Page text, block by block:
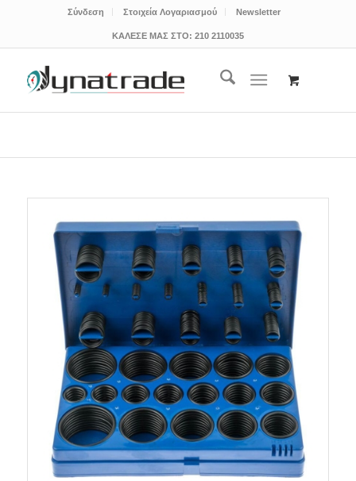
Σύνδεση Στοιχεία Λογαριασμού Newsletter
ΚΑΛΕΣΕ ΜΑΣ ΣΤΟ: 210 2110035